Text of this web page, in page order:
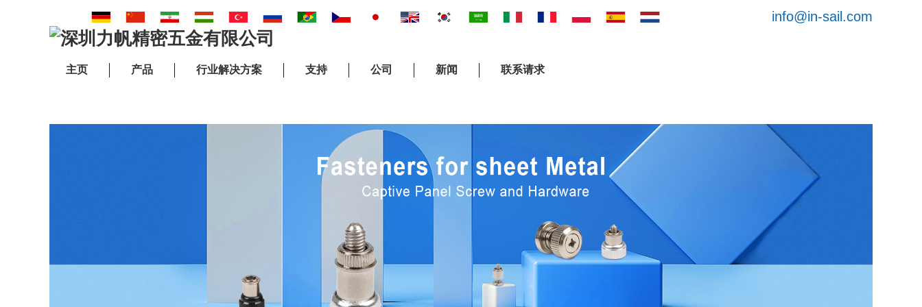
info@in-sail.com
主页 产品 行业解决方案 支持 公司 新闻 联系请求